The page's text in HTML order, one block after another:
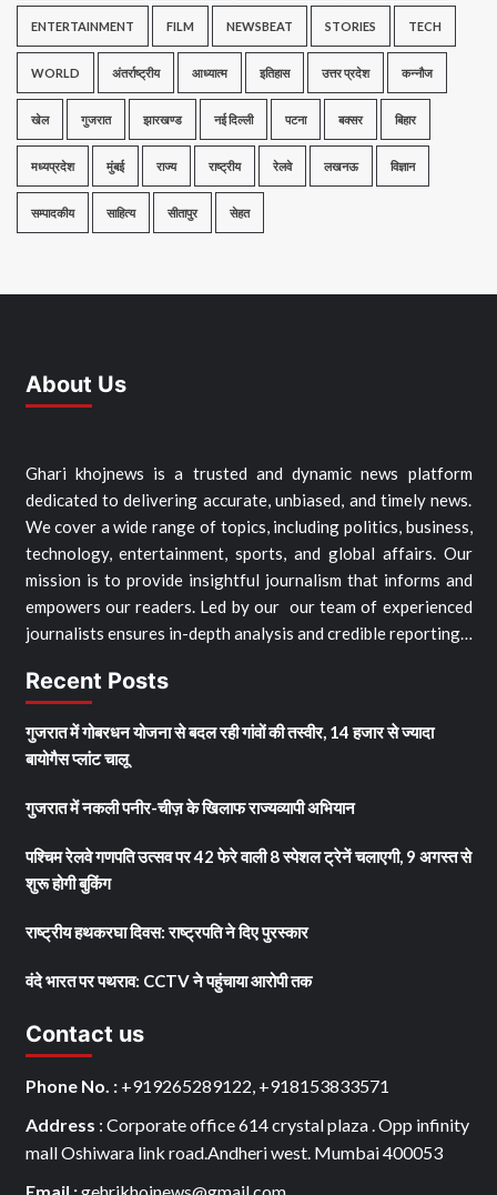
ENTERTAINMENT FILM NEWSBEAT STORIES TECH
WORLD अंतर्राष्ट्रीय आध्यात्म इतिहास उत्तर प्रदेश कन्नौज
खेल गुजरात झारखण्ड नई दिल्ली पटना बक्सर बिहार
मध्यप्रदेश मुंबई राज्य राष्ट्रीय रेलवे लखनऊ विज्ञान
सम्पादकीय साहित्य सीतापुर सेहत
About Us
Ghari khojnews is a trusted and dynamic news platform
dedicated to delivering accurate, unbiased, and timely news.
We cover a wide range of topics, including politics, business,
technology, entertainment, sports, and global affairs. Our
mission is to provide insightful journalism that informs and
empowers our readers. Led by our our team of experienced
journalists ensures in-depth analysis and credible reporting…
Recent Posts
गुजरात में गोबरधन योजना से बदल रही गांवों की तस्वीर, 14 हजार से ज्यादा
बायोगैस प्लांट चालू
गुजरात में नकली पनीर-चीज़ के खिलाफ राज्यव्यापी अभियान
पश्चिम रेलवे गणपति उत्सव पर 42 फेरे वाली 8 स्पेशल ट्रेनें चलाएगी, 9 अगस्त से
शुरू होगी बुकिंग
राष्ट्रीय हथकरघा दिवस: राष्ट्रपति ने दिए पुरस्कार
वंदे भारत पर पथराव: CCTV ने पहुंचाया आरोपी तक
Contact us
Phone No. : +919265289122, +918153833571
Address : Corporate office 614 crystal plaza . Opp infinity
mall Oshiwara link road.Andheri west. Mumbai 400053